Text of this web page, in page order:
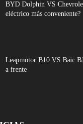
BYD Dolphin VS
eléctrico más conveniente?
Leapmotor B10 VS Baic
a frente